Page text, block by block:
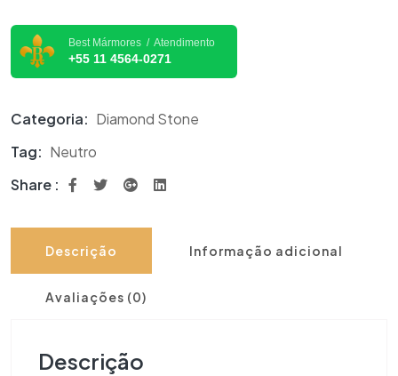
Best Mármores / Atendimento
+55 11 4564-0271
Categoria: Diamond Stone
Tag: Neutro
Share :
Descrição Informação adicional
Avaliações (0)
Descrição